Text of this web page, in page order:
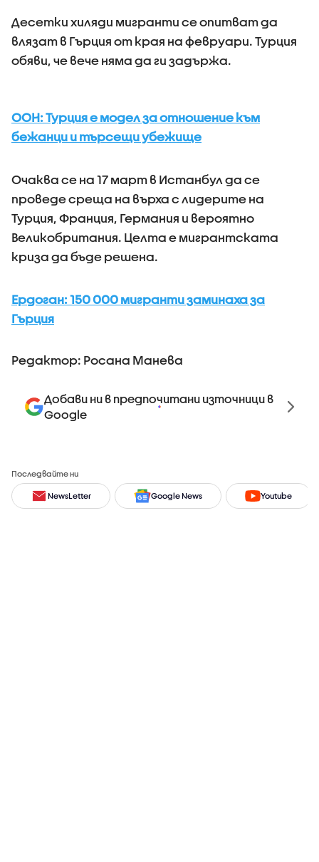
Десетки хиляди мигранти се опитват да
влязат в Гърция от края на февруари. Турция
обяви, че вече няма да ги задържа.
ООН: Турция е модел за отношение към
бежанци и търсещи убежище
Очаква се на 17 март в Истанбул да се
проведе среща на върха с лидерите на
Турция, Франция, Германия и вероятно
Великобритания. Целта е мигрантската
криза да бъде решена.
Ердоган: 150 000 мигранти заминаха за
Гърция
Редактор: Росана Манева
Добави ни в предпочитани източници в
Google
Последвайте ни
NewsLetter Google News Youtube